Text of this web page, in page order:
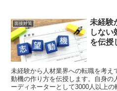
面接対策
未経験
しない
を伝授
未経験から人材業界への転職を考え
動機の作り方を伝授します。自身の
ーディネーターとして3000人以上の